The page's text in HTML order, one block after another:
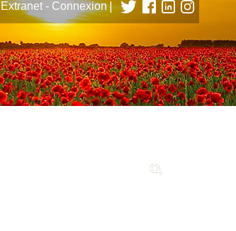
Extranet - Connexion|